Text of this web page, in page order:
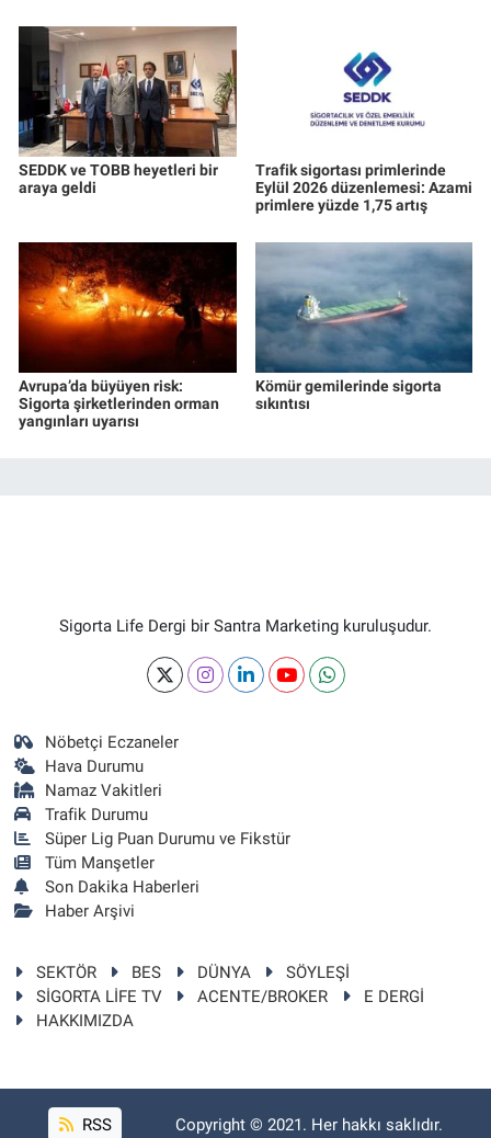
SEDDK ve TOBB heyetleri bir
araya geldi
Trafik sigortası primlerinde
Eylül 2026 düzenlemesi: Azami
primlere yüzde 1,75 artış
Avrupa’da büyüyen risk:
Sigorta şirketlerinden orman
yangınları uyarısı
Kömür gemilerinde sigorta
sıkıntısı
Sigorta Life Dergi bir Santra Marketing kuruluşudur.
Nöbetçi Eczaneler
Hava Durumu
Namaz Vakitleri
Trafik Durumu
Süper Lig Puan Durumu ve Fikstür
Tüm Manşetler
Son Dakika Haberleri
Haber Arşivi
SEKTÖR BES DÜNYA
SÖYLEŞİ
SİGORTA LİFE TV
ACENTE/BROKER
E DERGİ
HAKKIMIZDA
RSS Copyright © 2021. Her hakkı saklıdır.